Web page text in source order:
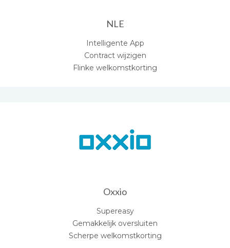
NLE
Intelligente App
Contract wijzigen
Flinke welkomstkorting
Oxxio
Supereasy
Gemakkelijk oversluiten
Scherpe welkomstkorting